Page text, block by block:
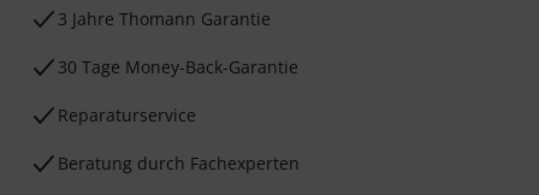
3 Jahre Thomann Garantie
30 Tage Money-Back-Garantie
Reparaturservice
Beratung durch Fachexperten